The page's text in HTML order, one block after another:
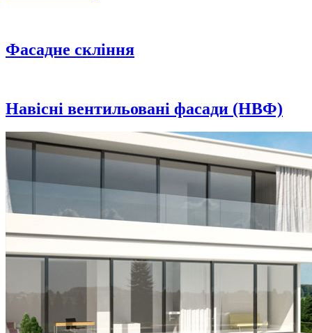
Фасадне скління
Навісні вентильовані фасади (НВФ)